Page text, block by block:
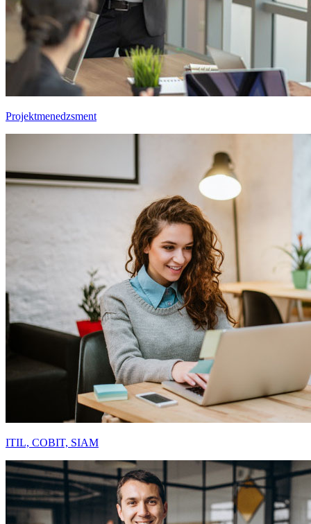
Projektmenedzsment
ITIL, COBIT, SIAM